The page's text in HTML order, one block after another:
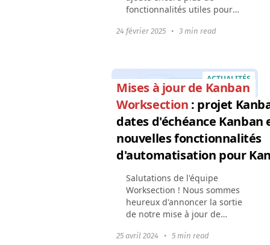
fonctionnalités utiles pour
l'automatisation des
24 février 2025 • 3 min read
ACTUALITÉS
Mises à jour de Kanban
Worksection : projet
dates d'échéance Kanban
nouvelles fonctionnalités
d'automatisation pour
Salutations de l'équipe
Worksection ! Nous sommes
heureux d'annoncer la sortie
de notre mise à jour de
Nous avons amélioré les
25 avril 2024 • 5 min read